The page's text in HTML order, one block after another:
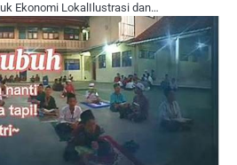
Ekonomi LokalIlustrasi dan…